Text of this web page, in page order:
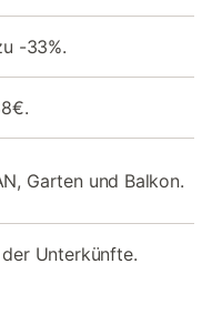
-33%.
Garten und Balkon.
der Unterkünfte.